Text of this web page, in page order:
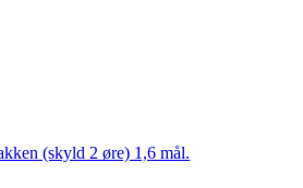
(skyld 2 øre) 1,6 mål.